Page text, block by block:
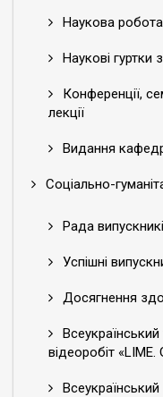
Наукова
Наукові гуртки
Конференції,
лекції
Видання
Соціально-
Рада
Успішні
Досягнення
відеоробіт «LIME.
Всеукраїнський